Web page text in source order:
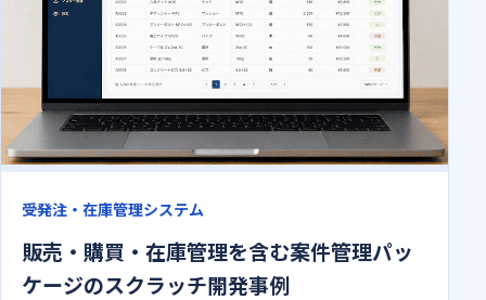
受発注・在庫管理システム
販売・購買・在庫管理を含む案件管理パッ
ケージのスクラッチ開発事例